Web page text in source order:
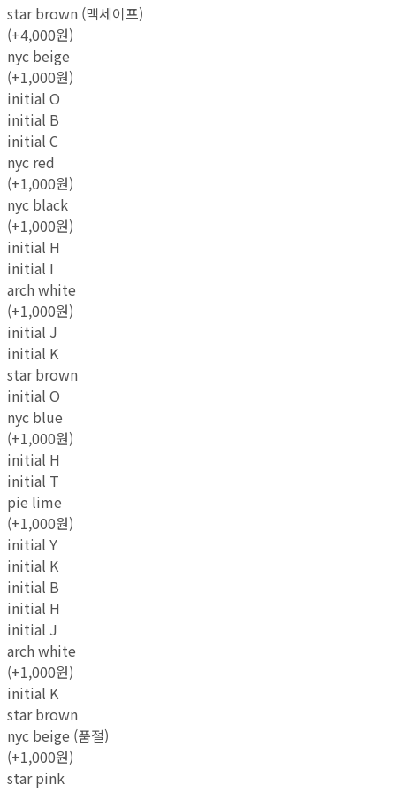
star brown (맥세이프)
(+4,000원)
nyc beige
(+1,000원)
initial O
initial B
initial C
nyc red
(+1,000원)
nyc black
(+1,000원)
initial H
initial I
arch white
(+1,000원)
initial J
initial K
star brown
initial O
nyc blue
(+1,000원)
initial H
initial T
pie lime
(+1,000원)
initial Y
initial K
initial B
initial H
initial J
arch white
(+1,000원)
initial K
star brown
nyc beige (품절)
(+1,000원)
star pink